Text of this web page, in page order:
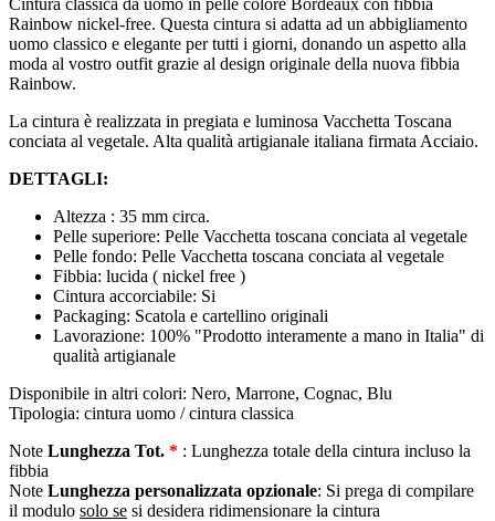
Rainbow nickel-free. Questa cintura si adatta ad un abbigliamento
uomo classico e elegante per tutti i giorni, donando un aspetto alla
moda al vostro outfit grazie al design originale della nuova fibbia
Rainbow.
La cintura è realizzata in pregiata e luminosa Vacchetta Toscana
conciata al vegetale. Alta qualità artigianale italiana firmata Acciaio.
DETTAGLI:
Altezza : 35 mm circa.
Pelle superiore: Pelle Vacchetta toscana conciata al vegetale
Pelle fondo: Pelle Vacchetta toscana conciata al vegetale
Fibbia: lucida ( nickel free )
Cintura accorciabile: Si
Packaging: Scatola e cartellino originali
Lavorazione: 100% "Prodotto interamente a mano in Italia" di
qualità artigianale
Disponibile in altri colori: Nero, Marrone, Cognac, Blu
Tipologia: cintura uomo / cintura classica
Note Lunghezza Tot. * : Lunghezza totale della cintura incluso la
fibbia
Note Lunghezza personalizzata opzionale: Si prega di compilare
il modulo solo se si desidera ridimensionare la cintura